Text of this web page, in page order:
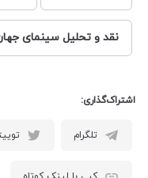
نقد و تحلیل سینمای
اشتراک‌گذاری:
تلگرام